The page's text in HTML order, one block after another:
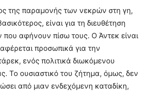
της παραμονής των νεκρών στη γη,
είναι για τη διευθέτηση
αφήνουν πίσω τους. Ο Άντεκ είναι
προσωπικά για την
ενός πολιτικά διωκόμενου
Το ουσιαστικό του ζήτημα, όμως, δεν
από μιαν ενδεχόμενη καταδίκη,